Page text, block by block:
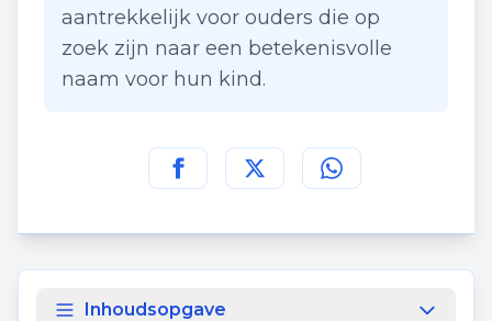
aantrekkelijk voor ouders die op
zoek zijn naar een betekenisvolle
naam voor hun kind.
Deel deze pagina op
Deel deze pagina op
Deel deze pagina
Inhoudsopgave